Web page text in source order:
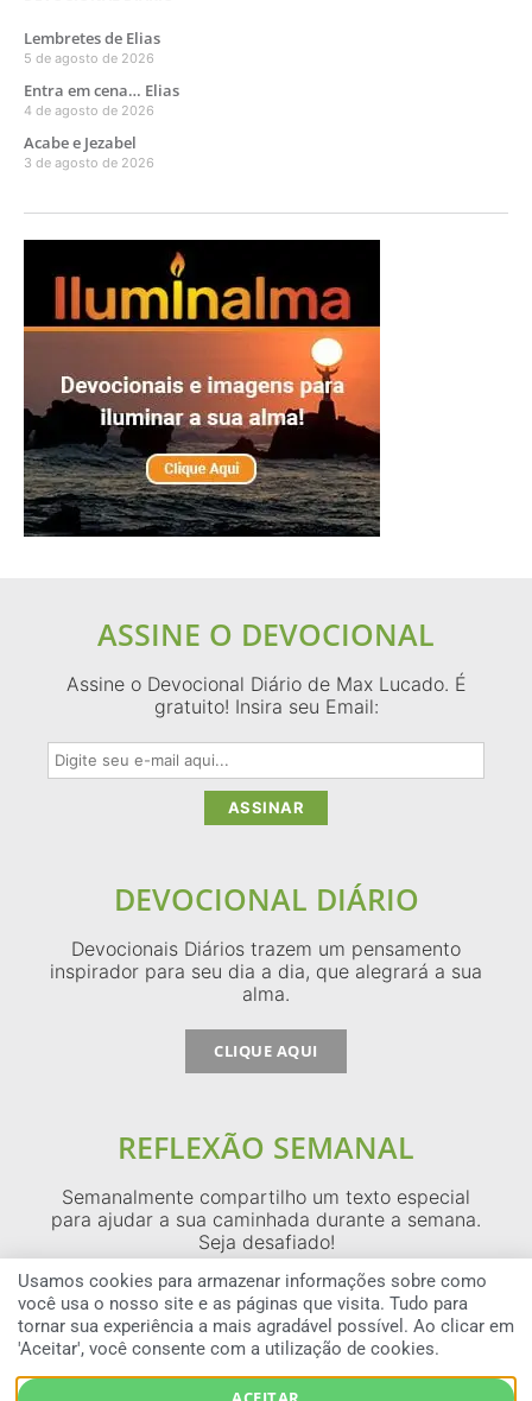
Lembretes de Elias
5 de agosto de 2026
Entra em cena… Elias
4 de agosto de 2026
Acabe e Jezabel
3 de agosto de 2026
ASSINE O DEVOCIONAL
Assine o Devocional Diário de Max Lucado. É
gratuito! Insira seu Email:
DEVOCIONAL DIÁRIO
Devocionais Diários trazem um pensamento
inspirador para seu dia a dia, que alegrará a sua
alma.
CLIQUE AQUI
REFLEXÃO SEMANAL
Semanalmente compartilho um texto especial
para ajudar a sua caminhada durante a semana.
Seja desafiado!
CLIQUE AQUI
COPYRIGHT © 2026 MAX LUCADO BRAZIL — TODOS OS DIREITOS RESERVADOS
Usamos cookies para armazenar informações sobre como
você usa o nosso site e as páginas que visita. Tudo para
tornar sua experiência a mais agradável possível. Ao clicar em
'Aceitar', você consente com a utilização de cookies.